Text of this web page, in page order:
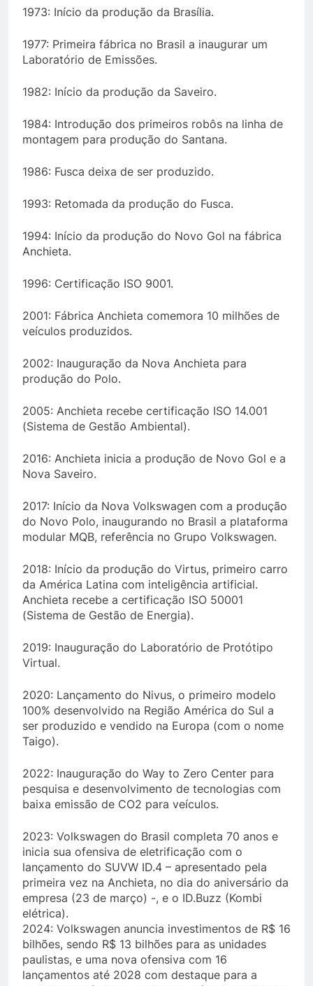
1973: Início da produção da Brasília.
1977: Primeira fábrica no Brasil a inaugurar um
Laboratório de Emissões.
1982: Início da produção da Saveiro.
1984: Introdução dos primeiros robôs na linha de
montagem para produção do Santana.
1986: Fusca deixa de ser produzido.
1993: Retomada da produção do Fusca.
1994: Início da produção do Novo Gol na fábrica
Anchieta.
1996: Certificação ISO 9001.
2001: Fábrica Anchieta comemora 10 milhões de
veículos produzidos.
2002: Inauguração da Nova Anchieta para
produção do Polo.
2005: Anchieta recebe certificação ISO 14.001
(Sistema de Gestão Ambiental).
2016: Anchieta inicia a produção de Novo Gol e a
Nova Saveiro.
2017: Início da Nova Volkswagen com a produção
do Novo Polo, inaugurando no Brasil a plataforma
modular MQB, referência no Grupo Volkswagen.
2018: Início da produção do Virtus, primeiro carro
da América Latina com inteligência artificial.
Anchieta recebe a certificação ISO 50001
(Sistema de Gestão de Energia).
2019: Inauguração do Laboratório de Protótipo
Virtual.
2020: Lançamento do Nivus, o primeiro modelo
100% desenvolvido na Região América do Sul a
ser produzido e vendido na Europa (com o nome
Taigo).
2022: Inauguração do Way to Zero Center para
pesquisa e desenvolvimento de tecnologias com
baixa emissão de CO2 para veículos.
2023: Volkswagen do Brasil completa 70 anos e
inicia sua ofensiva de eletrificação com o
lançamento do SUVW ID.4 – apresentado pela
primeira vez na Anchieta, no dia do aniversário da
empresa (23 de março) -, e o ID.Buzz (Kombi
elétrica).
2024: Volkswagen anuncia investimentos de R$ 16
bilhões, sendo R$ 13 bilhões para as unidades
paulistas, e uma nova ofensiva com 16
lançamentos até 2028 com destaque para a